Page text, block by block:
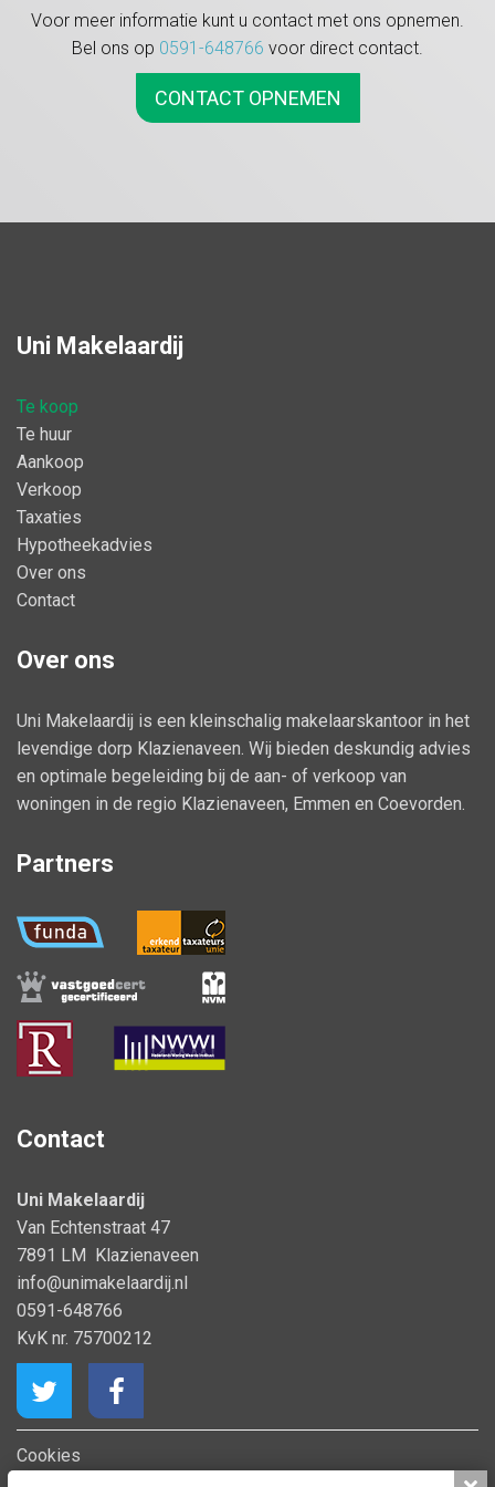
- gedeeltelijk rolluiken;
- in 2021 nieuw stucwerk in woonkamer.
Deze veelzijdige woning biedt een unieke combinatie van ruimte,
comfort en duurzaamheid. Bel of mail voor een bezichtiging en
Voor meer informatie kunt u contact met ons opnemen.
Bel ons op 0591-648766 voor direct contact.
CONTACT OPNEMEN
Uni Makelaardij
Te koop
Te huur
Aankoop
Verkoop
Taxaties
Hypotheekadvies
Over ons
Contact
Over ons
Uni Makelaardij is een kleinschalig makelaarskantoor in het
levendige dorp Klazienaveen. Wij bieden deskundig advies
en optimale begeleiding bij de aan- of verkoop van
woningen in de regio Klazienaveen, Emmen en Coevorden.
Partners
Contact
Uni Makelaardij
Van Echtenstraat 47
7891 LM Klazienaveen
info@unimakelaardij.nl
0591-648766
KvK nr. 75700212
Cookies